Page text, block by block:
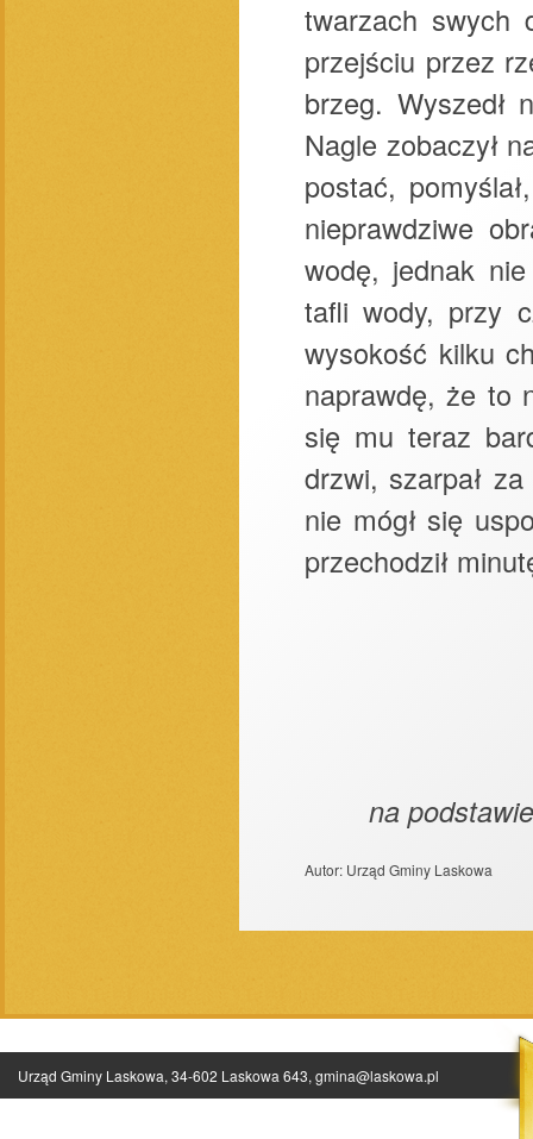
twarzach swych
przejściu przez
brzeg. Wyszedł
Nagle zobaczył
postać,
nieprawdziwe
wodę, jednak
tafli wody, przy
wysokość kilku
naprawdę, że to
się mu teraz
drzwi, szarpał
nie mógł się
przechodził
na
Autor: Urząd Gminy Laskowa
Urząd Gminy Laskowa, 34-602 Laskowa 643, gmina@laskowa.pl